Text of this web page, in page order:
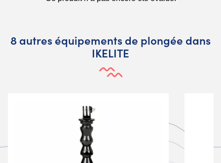
8 autres équipements de plongée dans
IKELITE